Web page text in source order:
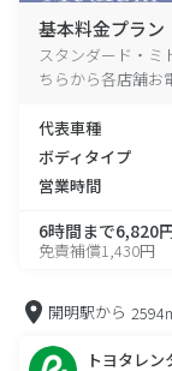
基本料金プラン
スタンダード・ミ
ちらから各店舗お
代表車種
ボディタイプ
営業時間
6時間まで6,820
免責補償1,430円
開明駅から
トヨタレ